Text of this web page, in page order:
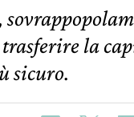
la
sicuro.